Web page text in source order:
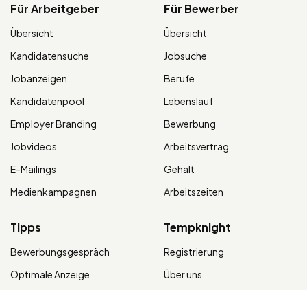
Für Arbeitgeber
Übersicht
Kandidatensuche
Jobanzeigen
Kandidatenpool
Employer Branding
Jobvideos
E-Mailings
Medienkampagnen
Für Bewerber
Übersicht
Jobsuche
Berufe
Lebenslauf
Bewerbung
Arbeitsvertrag
Gehalt
Arbeitszeiten
Tipps
Bewerbungsgespräch
Optimale Anzeige
Tempknight
Registrierung
Über uns